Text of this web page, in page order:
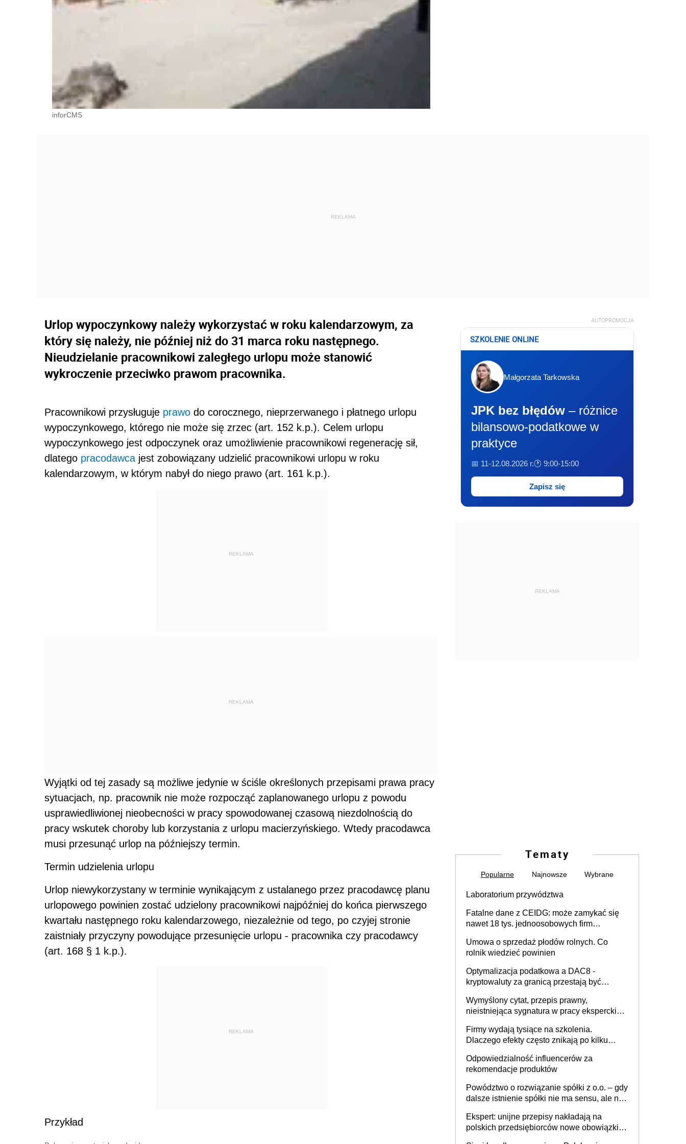
inforCMS
Urlop wypoczynkowy należy wykorzystać w roku kalendarzowym, za
który się należy, nie później niż do 31 marca roku następnego.
Nieudzielanie pracownikowi zaległego urlopu może stanowić
wykroczenie przeciwko prawom pracownika.
Pracownikowi przysługuje prawo do corocznego, nieprzerwanego i płatnego urlopu
wypoczynkowego, którego nie może się zrzec (art. 152 k.p.). Celem urlopu
wypoczynkowego jest odpoczynek oraz umożliwienie pracownikowi regenerację sił,
dlatego pracodawcajest zobowiązany udzielić pracownikowi urlopu w roku
kalendarzowym, w którym nabył do niego prawo (art. 161 k.p.).
REKLAMA
REKLAMA
Wyjątki od tej zasady są możliwe jedynie w ściśle określonych przepisami prawa pracy
sytuacjach, np. pracownik nie może rozpocząć zaplanowanego urlopu z powodu
usprawiedliwionej nieobecności w pracy spowodowanej czasową niezdolnością do
pracy wskutek choroby lub korzystania z urlopu macierzyńskiego. Wtedy pracodawca
musi przesunąć urlop na późniejszy termin.
Termin udzielenia urlopu
Urlop niewykorzystany w terminie wynikającym z ustalanego przez pracodawcę planu
urlopowego powinien zostać udzielony pracownikowi najpóźniej do końca pierwszego
kwartału następnego roku kalendarzowego, niezależnie od tego, po czyjej stronie
zaistniały przyczyny powodujące przesunięcie urlopu - pracownika czy pracodawcy
(art. 168 § 1 k.p.).
REKLAMA
Przykład
AUTOPROMOCJA
SZKOLENIE ONLINE
Małgorzata Tarkowska
JPK bez błędów – różnice
bilansowo-podatkowe w
praktyce
📅 11-12.08.2026 r.🕐 9:00-15:00
Zapisz się
REKLAMA
Tematy
Popularne Najnowsze Wybrane
Laboratorium przywództwa
Fatalne dane z CEIDG: może zamykać się
nawet 18 tys. jednoosobowych firm
Umowa o sprzedaż płodów rolnych. Co
rolnik wiedzieć powinien
Optymalizacja podatkowa a DAC8 -
kryptowaluty za granicą przestają być
Wymyślony cytat, przepis prawny,
nieistniejąca sygnatura w pracy eksperckiej -
firmie
Firmy wydają tysiące na szkolenia.
Dlaczego efekty często znikają po kilku
Odpowiedzialność influencerów za
rekomendacje produktów
Powództwo o rozwiązanie spółki z o.o. – gdy
dalsze istnienie spółki nie ma sensu, ale nie
Ekspert: unijne przepisy nakładają na
polskich przedsiębiorców nowe obowiązki w